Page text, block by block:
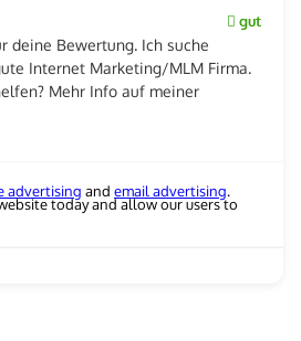
gut
deine Bewertung. Ich suche
Internet Marketing/MLM Firma.
Mehr Info auf meiner
advertising and email advertising.
today and allow our users to